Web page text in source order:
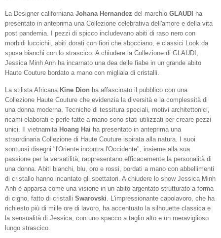
La Designer californiana Johana Hernandez del marchio GLAUDI ha
presentato in anteprima una Collezione celebrativa dell'amore e della vita
post pandemia. I pezzi di spicco includevano abiti di raso nero con
morbidi luccichii, abiti dorati con fiori che sbocciano, e classici Look da
sposa bianchi con lo strascico. A chiudere la Collezione di GLAUDI,
Jessica Minh Anh ha incarnato una dea delle fiabe in un grande abito
Haute Couture bordato a mano con migliaia di cristalli.
La stilista AfricanaKine Dion ha affascinato il pubblico con una
Collezione Haute Couture che evidenzia la diversità e la complessità di
una donna moderna. Tecniche di tessitura speciali, motivi architettonici,
ricami elaborati e perle fatte a mano sono stati utilizzati per creare pezzi
unici. Il vietnamita Hoang Hai ha presentato in anteprima una
straordinaria Collezione di Haute Couture ispirata alla natura. I suoi
sontuosi disegni "l'Oriente incontra l'Occidente", insieme alla sua
passione per la versatilità, rappresentano efficacemente la personalità di
una donna. Abiti bianchi, blu, oro e rossi, bordati a mano con abbellimenti
di cristallo hanno incantato gli spettatori. A chiudere lo show Jessica Minh
Anh è apparsa come una visione in un abito argentato strutturato a forma
di cigno, fatto di cristalli Swarovski. L'impressionante capolavoro, che ha
richiesto più di mille ore di lavoro, ha accentuato la silhouette classica e
la sensualità di Jessica, con uno spacco a taglio alto e un meraviglioso
lungo strascico.